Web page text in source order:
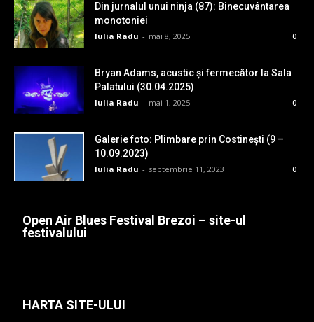
Din jurnalul unui ninja (87): Binecuvântarea
monotoniei
Iulia Radu - mai 8, 2025 0
Bryan Adams, acustic și fermecător la Sala
Palatului (30.04.2025)
Iulia Radu - mai 1, 2025 0
Galerie foto: Plimbare prin Costinești (9 –
10.09.2023)
Iulia Radu - septembrie 11, 2023 0
Open Air Blues Festival Brezoi – site-ul
festivalului
HARTA SITE-ULUI